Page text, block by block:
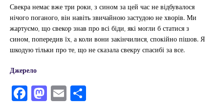
Свекра немає вже три роки, з сином за цей час не відбувалося
нічого поганого, він навіть звичайною застудою не хворів. Ми
жартуємо, що свекор знав про всі біди, які могли б статися з
сином, попередив їх, а коли вони закінчилися, спокійно пішов. Я
шкодую тільки про те, що не сказала свекру спасибі за все.
Джерело
F M E